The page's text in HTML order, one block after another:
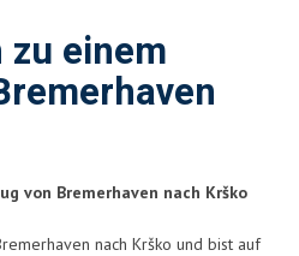
einem
von Bremerhaven nach Krško
nach Krško und bist auf